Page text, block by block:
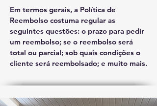
Em termos gerais, a Política de
Reembolso costuma regular as
seguintes questões: o prazo para pedir
um reembolso; se o reembolso será
total ou parcial; sob quais condições o
cliente será reembolsado; e muito mais.